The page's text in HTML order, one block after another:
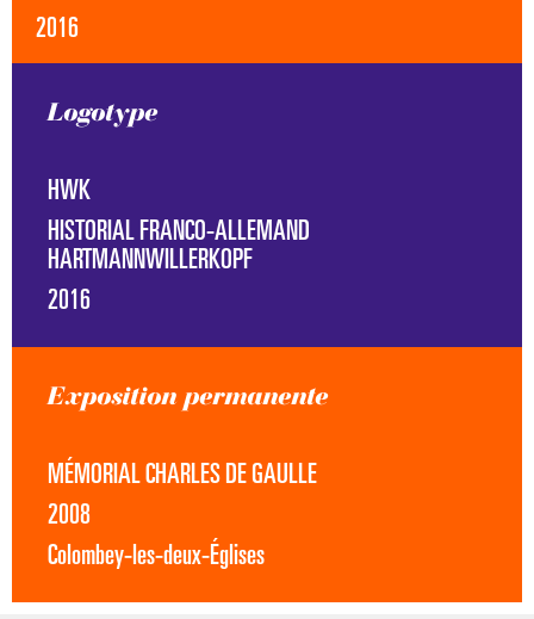
2016
Logotype
HWK
HISTORIAL FRANCO-ALLEMAND
HARTMANNWILLERKOPF
2016
Exposition permanente
MÉMORIAL CHARLES DE GAULLE
2008
Colombey-les-deux-Églises